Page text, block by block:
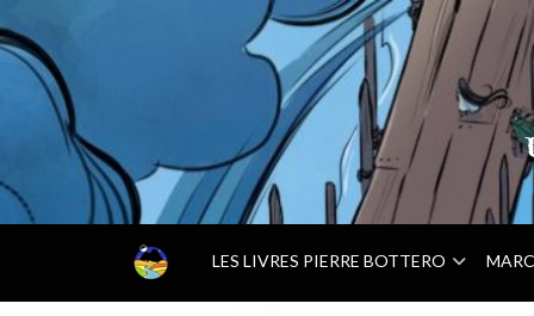
C
LES LIVRES PIERRE BOTTERO